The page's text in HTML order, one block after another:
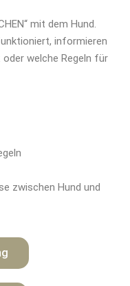
mit dem Hund.
informieren
welche Regeln für
zwischen Hund und